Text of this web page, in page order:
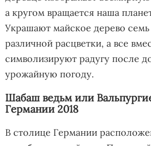
а кругом вращается наша
Украшают майское дерево
различной расцветки, а все
символизируют радугу после
урожайную погоду.
Шабаш ведьм или
Германии 2018
В столице Германии